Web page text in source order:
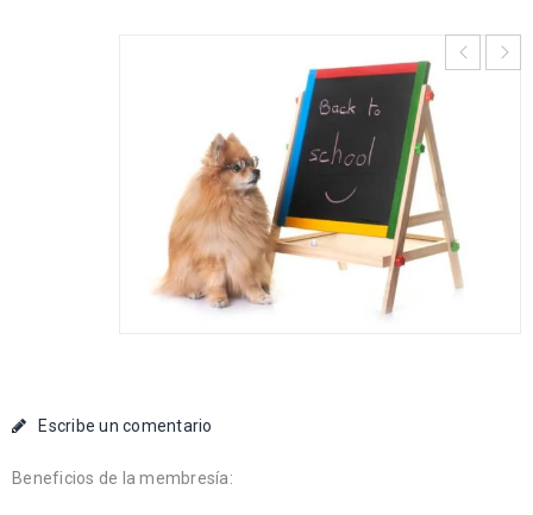
Escribe un comentario
Beneficios de la membresía: